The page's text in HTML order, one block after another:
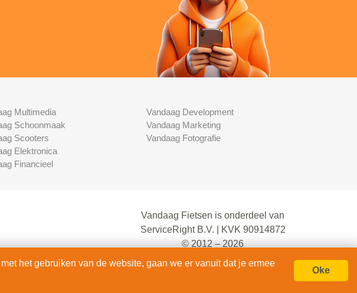
Multimedia
Schoonmaak
Scooters
Elektronica
Financieel
Vandaag Development
Vandaag Marketing
Vandaag Fotografie
Vandaag Fietsen is onderdeel van
ServiceRight B.V. | KVK 90914872
© 2012 – 2026
alle rechten voorbehouden.
het gebruiken van de website, gaan we er vanuit dat je ermee
Oke